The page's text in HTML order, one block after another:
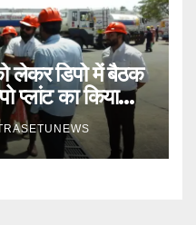
लेकर डिपो में बैठक
प्लांट का किया